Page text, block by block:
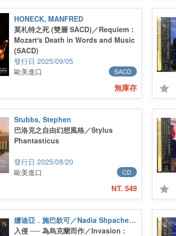
HONECK, MANFRED
莫札特之死 (雙層 SACD)／Requiem：
Mozart′s Death in Words and Music
(SACD)
2025/09/05
SACD
歐美進口
無庫存
Stubbs, Stephen
巴洛克之自由幻想風格／Stylus
Phantasticus
2025/08/20
CD
歐美進口
NT. 549
娜迪亞．施巴欽可／Nadia Shpachenko
入侵 ── 為烏克蘭而作／Invasion :